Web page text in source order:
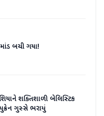
માંડ બચી ગયા!
શક્તિશાળી બેલિસ્ટિક
ગુસ્સે ભરાયું